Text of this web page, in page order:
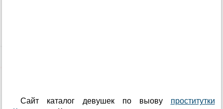
Сайт каталог девушек по выову проститутки